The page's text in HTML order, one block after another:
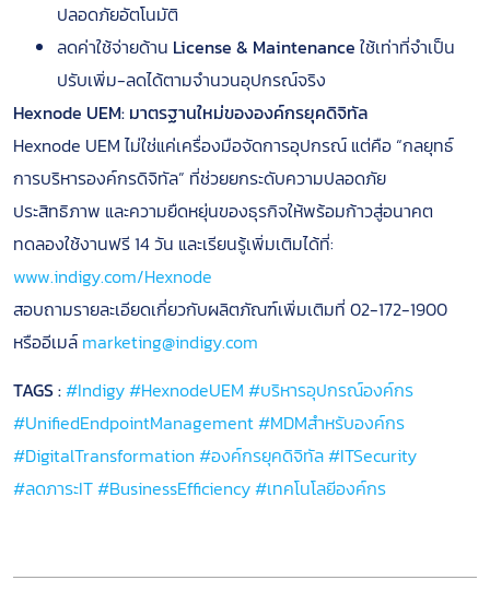
ปลอดภัยอัตโนมัติ
ลดค่าใช้จ่ายด้าน License & Maintenance ใช้เท่าที่จำเป็น
ปรับเพิ่ม-ลดได้ตามจำนวนอุปกรณ์จริง
Hexnode UEM: มาตรฐานใหม่ขององค์กรยุคดิจิทัล
Hexnode UEM ไม่ใช่แค่เครื่องมือจัดการอุปกรณ์ แต่คือ “กลยุทธ์
การบริหารองค์กรดิจิทัล” ที่ช่วยยกระดับความปลอดภัย
ประสิทธิภาพ และความยืดหยุ่นของธุรกิจให้พร้อมก้าวสู่อนาคต
ทดลองใช้งานฟรี 14 วัน และเรียนรู้เพิ่มเติมได้ที่:
www.indigy.com/Hexnode
สอบถามรายละเอียดเกี่ยวกับผลิตภัณฑ์เพิ่มเติมที่ 02-172-1900
หรืออีเมล์ marketing@indigy.com
TAGS :#Indigy#HexnodeUEM #บริหารอุปกรณ์องค์กร
#UnifiedEndpointManagement#MDMสำหรับองค์กร
#DigitalTransformation #องค์กรยุคดิจิทัล#ITSecurity
#ลดภาระIT#BusinessEfficiency#เทคโนโลยีองค์กร